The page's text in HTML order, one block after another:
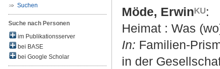
Suchen
Suche nach Personen
im Publikationsserver
bei BASE
bei Google Scholar
Möde, Erwin
:
Heimat : Was
In: Familien-
in der